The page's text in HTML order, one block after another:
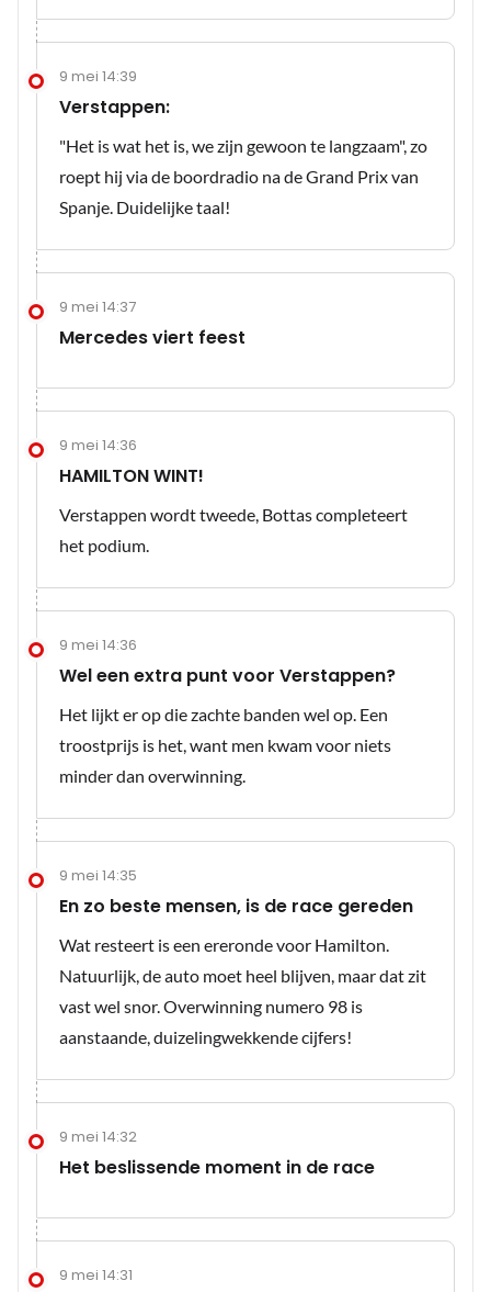
9 mei 14:39
Verstappen:
"Het is wat het is, we zijn gewoon te langzaam", zo
roept hij via de boordradio na de Grand Prix van
Spanje. Duidelijke taal!
9 mei 14:37
Mercedes viert feest
9 mei 14:36
HAMILTON WINT!
Verstappen wordt tweede, Bottas completeert
het podium.
9 mei 14:36
Wel een extra punt voor Verstappen?
Het lijkt er op die zachte banden wel op. Een
troostprijs is het, want men kwam voor niets
minder dan overwinning.
9 mei 14:35
En zo beste mensen, is de race gereden
Wat resteert is een ereronde voor Hamilton.
Natuurlijk, de auto moet heel blijven, maar dat zit
vast wel snor. Overwinning numero 98 is
aanstaande, duizelingwekkende cijfers!
9 mei 14:32
Het beslissende moment in de race
9 mei 14:31